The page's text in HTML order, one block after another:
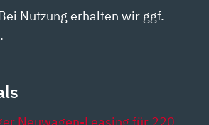
Nutzung erhalten wir ggf.
Neuwagen-Leasing für 220